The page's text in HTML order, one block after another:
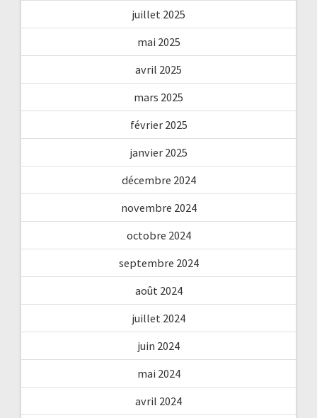
juillet 2025
mai 2025
avril 2025
mars 2025
février 2025
janvier 2025
décembre 2024
novembre 2024
octobre 2024
septembre 2024
août 2024
juillet 2024
juin 2024
mai 2024
avril 2024